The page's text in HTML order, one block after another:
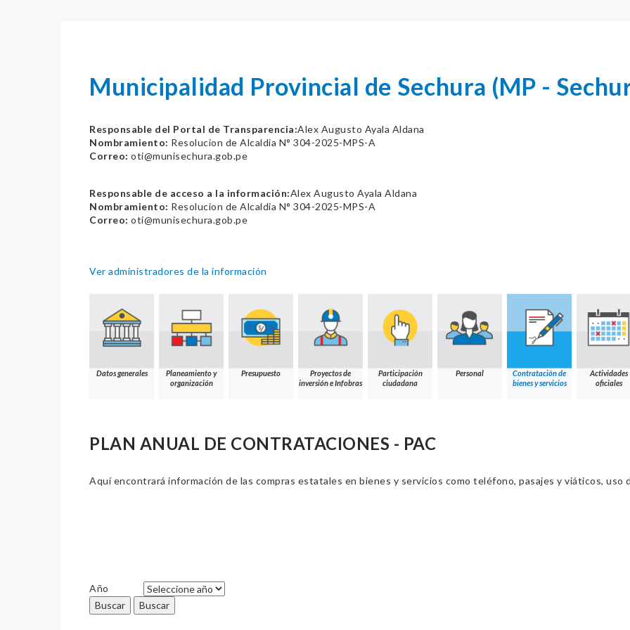
Municipalidad Provincial de Sechura (MP -
Responsable del Portal de Transparencia:Alex Augusto Ayala Aldana
Nombramiento: Resolucion de Alcaldia N° 304-2025-MPS-A
Correo: oti@munisechura.gob.pe
Responsable de acceso a la información:Alex Augusto Ayala Aldana
Nombramiento: Resolucion de Alcaldia N° 304-2025-MPS-A
Correo: oti@munisechura.gob.pe
Ver administradores de la información
Datos generales
Planeamiento y
organización
Presupuesto
Proyectos de
inversión e Infobras
Participación
ciudadana
Personal
Contratación de
bienes y servicios
Actividades
oficiales
PLAN ANUAL DE CONTRATACIONES - PAC
Aquí encontrará información de las compras estatales en bienes y servicios como teléfono, pasajes y viáticos, uso
Año
Buscar
Buscar